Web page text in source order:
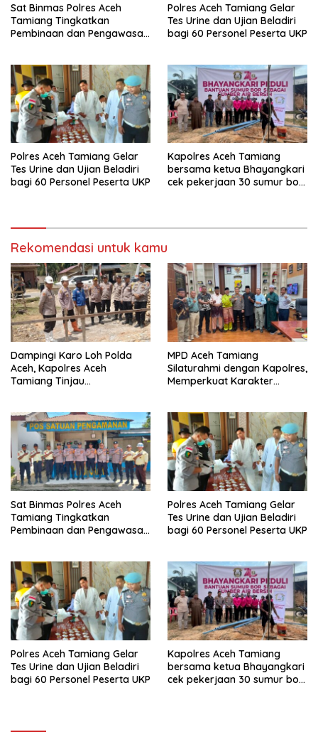
Sat Binmas Polres Aceh
Tamiang Tingkatkan
Pembinaan dan Pengawasan
Polres Aceh Tamiang Gelar
Tes Urine dan Ujian Beladiri
bagi 60 Personel Peserta UKP
Polres Aceh Tamiang Gelar
Tes Urine dan Ujian Beladiri
bagi 60 Personel Peserta UKP
Kapolres Aceh Tamiang
bersama ketua Bhayangkari
cek pekerjaan 30 sumur bor
Rekomendasi untuk kamu
Dampingi Karo Loh Polda
Aceh, Kapolres Aceh
Tamiang Tinjau
Bhayangkari Peduli
MPD Aceh Tamiang
Silaturahmi dengan Kapolres,
Memperkuat Karakter
Sat Binmas Polres Aceh
Tamiang Tingkatkan
Pembinaan dan Pengawasan
Polres Aceh Tamiang Gelar
Tes Urine dan Ujian Beladiri
bagi 60 Personel Peserta UKP
Polres Aceh Tamiang Gelar
Tes Urine dan Ujian Beladiri
bagi 60 Personel Peserta UKP
Kapolres Aceh Tamiang
bersama ketua Bhayangkari
cek pekerjaan 30 sumur bor